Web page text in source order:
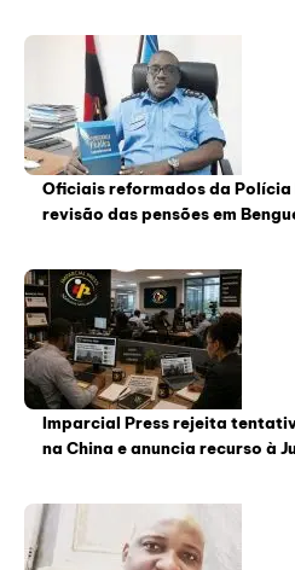
Oficiais reformados da
revisão das pensões em
Imparcial Press rejeita
na China e anuncia recurso à